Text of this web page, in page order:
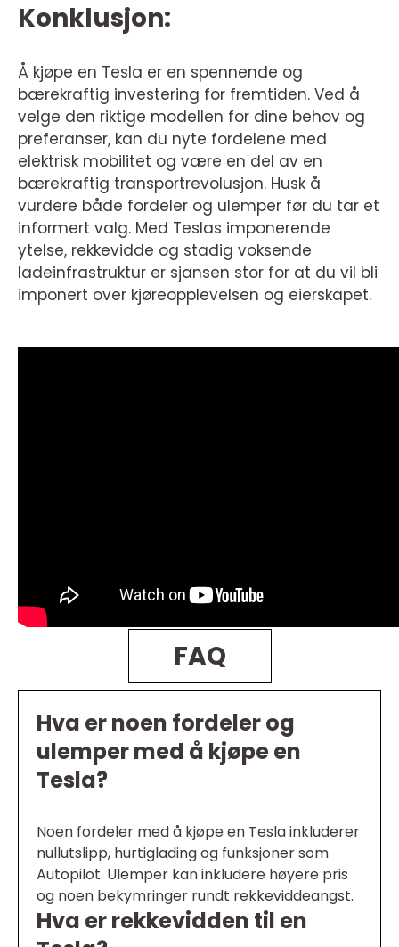
Konklusjon:
Å kjøpe en Tesla er en spennende og
bærekraftig investering for fremtiden. Ved å
velge den riktige modellen for dine behov og
preferanser, kan du nyte fordelene med
elektrisk mobilitet og være en del av en
bærekraftig transportrevolusjon. Husk å
vurdere både fordeler og ulemper før du tar et
informert valg. Med Teslas imponerende
ytelse, rekkevidde og stadig voksende
ladeinfrastruktur er sjansen stor for at du vil bli
imponert over kjøreopplevelsen og eierskapet.
FAQ
Hva er noen fordeler og
ulemper med å kjøpe en
Tesla?
Noen fordeler med å kjøpe en Tesla inkluderer
nullutslipp, hurtiglading og funksjoner som
Autopilot. Ulemper kan inkludere høyere pris
og noen bekymringer rundt rekkeviddeangst.
Hva er rekkevidden til en